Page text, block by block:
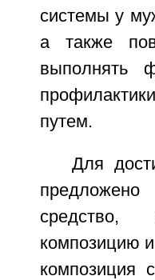
системы у
а также
выполнять
путем.
Для
средство,
композицию
композиция